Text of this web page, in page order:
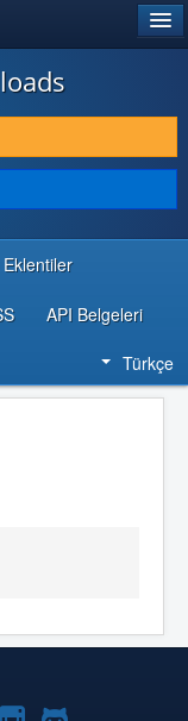
Eklentiler
API Belgeleri
Türkçe